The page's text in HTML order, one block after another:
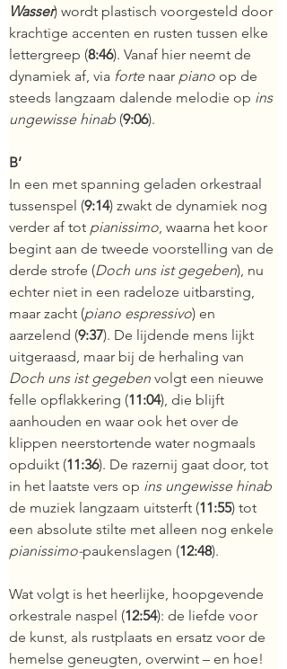
Wasser) wordt plastisch voorgesteld door
krachtige accenten en rusten tussen elke
lettergreep (8:46). Vanaf hier neemt de
dynamiek af, via forte naar piano op de
steeds langzaam dalende melodie op ins
ungewisse hinab (9:06).
B’
In een met spanning geladen orkestraal
tussenspel (9:14) zwakt de dynamiek nog
verder af tot pianissimo, waarna het koor
begint aan de tweede voorstelling van de
derde strofe (Doch uns ist gegeben), nu
echter niet in een radeloze uitbarsting,
maar zacht (piano espressivo) en
aarzelend (9:37). De lijdende mens lijkt
uitgeraasd, maar bij de herhaling van
Doch uns ist gegeben volgt een nieuwe
felle opflakkering (11:04), die blijft
aanhouden en waar ook het over de
klippen neerstortende water nogmaals
opduikt (11:36). De razernij gaat door, tot
in het laatste vers op ins ungewisse hinab
de muziek langzaam uitsterft (11:55) tot
een absolute stilte met alleen nog enkele
pianissimo-paukenslagen (12:48).
Wat volgt is het heerlijke, hoopgevende
orkestrale naspel (12:54): de liefde voor
de kunst, als rustplaats en ersatz voor de
hemelse geneugten, overwint – en hoe!